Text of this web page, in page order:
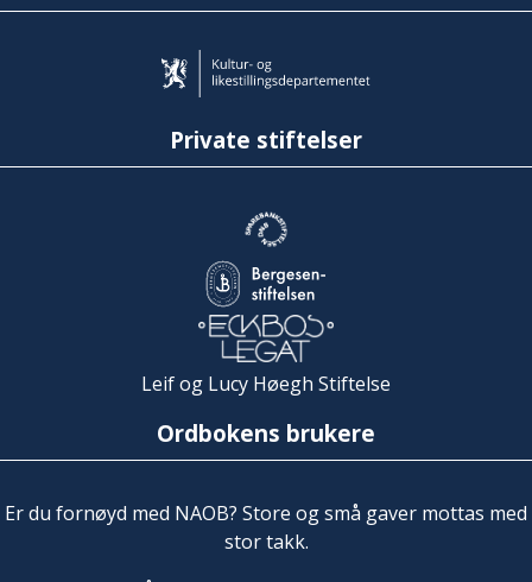
Private stiftelser
Leif og Lucy Høegh Stiftelse
Ordbokens brukere
Er du fornøyd med NAOB? Store og små gaver mottas med
stor takk.